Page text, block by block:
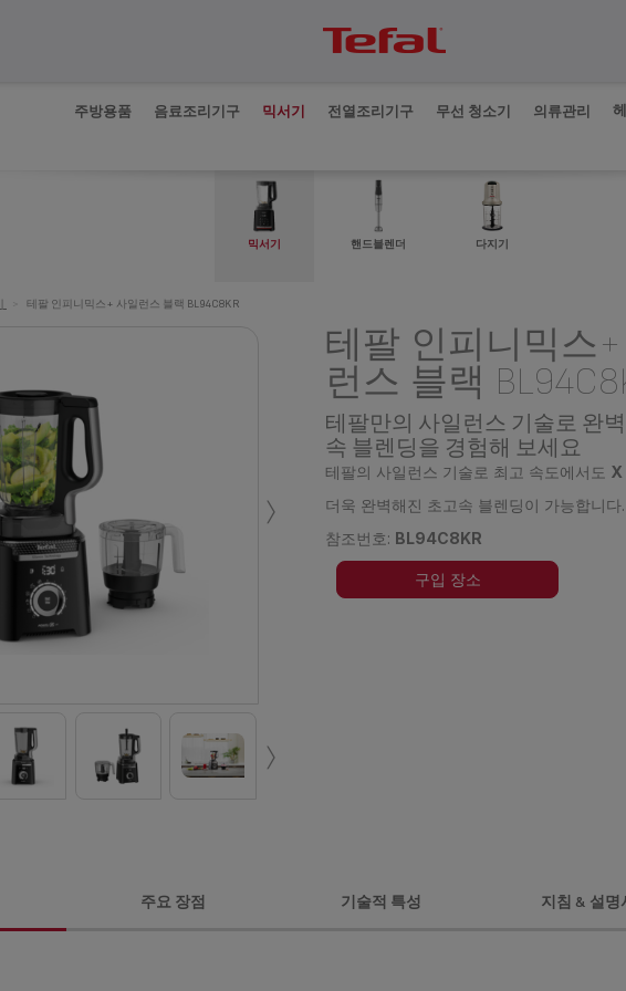
주방용품 음료조리기구 믹서기 전열조리기구 무선 청소기 의류관리
믹서기 핸드블렌더 다지기
테팔 인피니믹스+ 사일런스 블랙 BL94C8KR
›
›
테팔 인피니믹스
런스 블랙
테팔만의 사일런스 기술로 완
속 블렌딩을 경험해 보세요
테팔의 사일런스 기술로 최고 속도에서도 X
더욱 완벽해진 초고속 블렌딩이 가능합니다.
참조번호: BL94C8KR
구입 장소
주요 장점 기술적 특성 지침 & 설명